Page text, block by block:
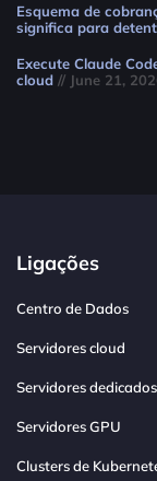
Esquema de
significa para
Execute Claude
cloud // June 21,
Ligações
Centro de Dados
Servidores cloud
Servidores dedicados
Servidores GPU
Clusters de